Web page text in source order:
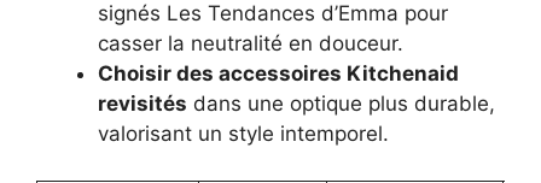
signés Les Tendances d’Emma pour
casser la neutralité en douceur.
Choisir des accessoires Kitchenaid
revisités dans une optique plus durable,
valorisant un style intemporel.